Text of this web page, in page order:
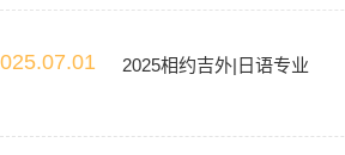
2025相约吉外|日语专业